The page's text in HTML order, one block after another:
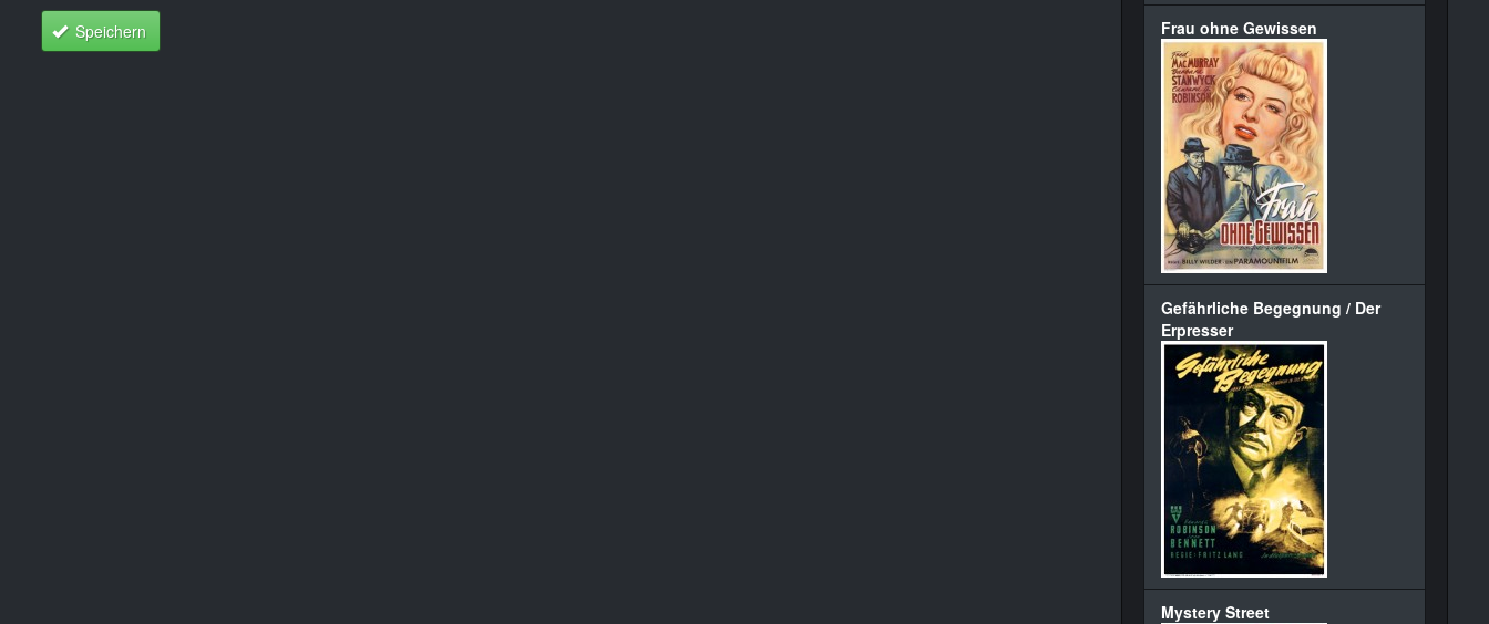
Speichern
Frau ohne Gewissen
Gefährliche Begegnung / Der
Erpresser
Mystery Street